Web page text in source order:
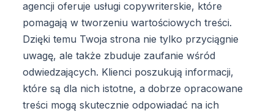
agencji oferuje usługi copywriterskie, które
pomagają w tworzeniu wartościowych treści.
Dzięki temu Twoja strona nie tylko przyciągnie
uwagę, ale także zbuduje zaufanie wśród
odwiedzających. Klienci poszukują informacji,
które są dla nich istotne, a dobrze opracowane
treści mogą skutecznie odpowiadać na ich